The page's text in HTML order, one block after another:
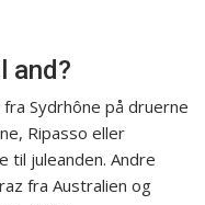
and?
Sydrhône på druerne
Ripasso eller
til juleanden. Andre
fra Australien og